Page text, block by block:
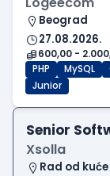
Beograd
27.08.2026.
600,00 -
PHP
MySQL
Junior
Senior
Xsolla
Rad od kuće